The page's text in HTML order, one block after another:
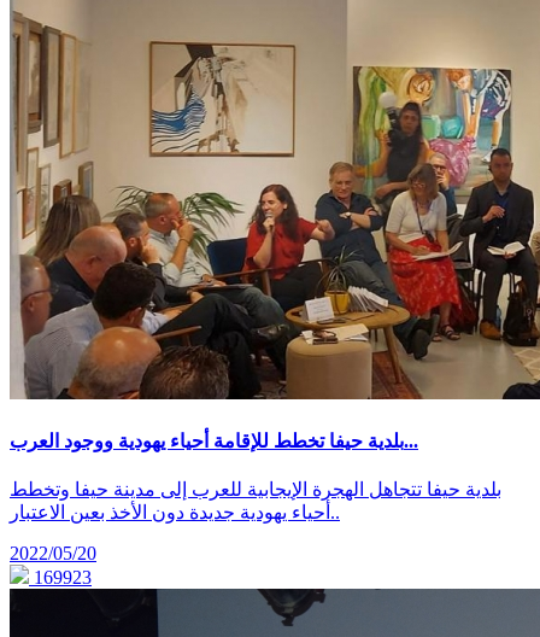
بلدية حيفا تخطط للإقامة أحياء يهودية ووجود العرب...
بلدية حيفا تتجاهل الهجرة الإيجابية للعرب إلى مدينة حيفا وتخطط
أحياء يهودية جديدة دون الأخذ بعين الاعتبار..
2022/05/20
169923